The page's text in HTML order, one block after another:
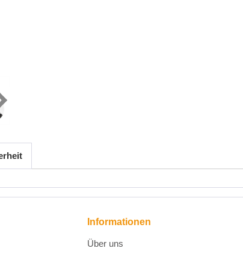
Informationen
Über uns